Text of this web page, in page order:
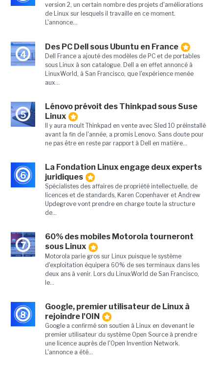
version 2, un certain nombre des projets d'améliorations
de Linux sur lesquels il travaille en ce moment.
L'annonce...
4
Des PC Dell sous Ubuntu en France
Dell France a ajouté des modèles de PC et de portables
sous Linux à son catalogue. Dell a en effet annoncé à
LinuxWorld, à San Francisco, que l'expérience menée
aux...
5
Lénovo prévoit des Thinkpad sous Suse
Linux
Il y aura moult Thinkpad en vente avec Sled 10 préinstallé
avant la fin de l'année, a promis Lenovo. Sans doute pour
ne pas être en reste par rapport à Dell en matière...
6
La Fondation Linux engage deux experts
juridiques
Spécialistes des affaires de propriété intellectuelle, de
licences et de standards, Karen Copenhaver et Andrew
Updegrove vont prendre en charge toute la structure
de...
7
60% des mobiles Motorola tourneront
sous Linux
Motorola parie gros sur Linux puisque le système
d'exploitation équipera 60% de ses terminaux dans les
deux ans à venir. Lors du LinuxWorld de San Francisco,
le...
8
Google, premier utilisateur de Linux à
rejoindre l'OIN
Google a confirmé son soutien à Linux en devenant le
premier utilisateur du système Open Source à prendre
une licence auprès de l'Open Invention Network.
L'annonce a été...